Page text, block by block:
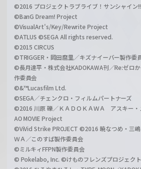
©2016 プロジェクトラブライブ！サンシャイン!!
©BanG Dream! Project
©VisualArt's/Key/Rewrite Project
©ATLUS ©SEGA All rights reserved.
©2015 CIRCUS
©TRIGGER・岡田麿里／キズナイーバー製作委
©長月達平・株式会社KADOKAWA刊／Re:ゼロ
作委員会
©&™Lucasfilm Ltd.
©SEGA／チェンクロ・フィルムパートナーズ
©2016 川原 礫／ＫＡＤＯＫＡＷＡ アスキー・
AO MOVIE Project
©ViVid Strike PROJECT ©2016 暁なつめ・三嶋
ＷＡ／このすば製作委員会
©ミルキィFFPN製作委員会
© Pokelabo, Inc. ©けものフレンズプロジェク